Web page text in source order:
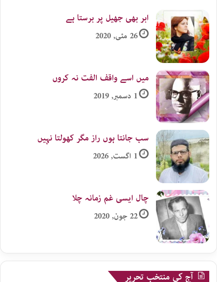
ابر بھی جھیل پر برستا ہے
26 مئی, 2020
میں اسے واقف الفت نہ کروں
1 دسمبر, 2019
سب جانتا ہوں راز مگر کھولتا نہیں
1 اگست, 2026
چال ایسی غم زمانہ چلا
22 جون, 2020
آج کی منتخب تحریر